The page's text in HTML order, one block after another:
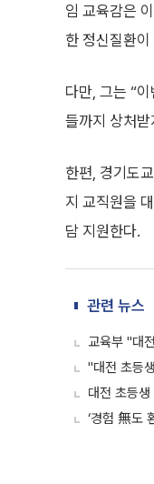
임 교육감은
한 정신질환
다만, 그는 “
들까지 상처
한편, 경기도
지 교직원을
담 지원한다.
관련 뉴스
교육부 "대
"대전 초등
대전 초등
‘경험 無도